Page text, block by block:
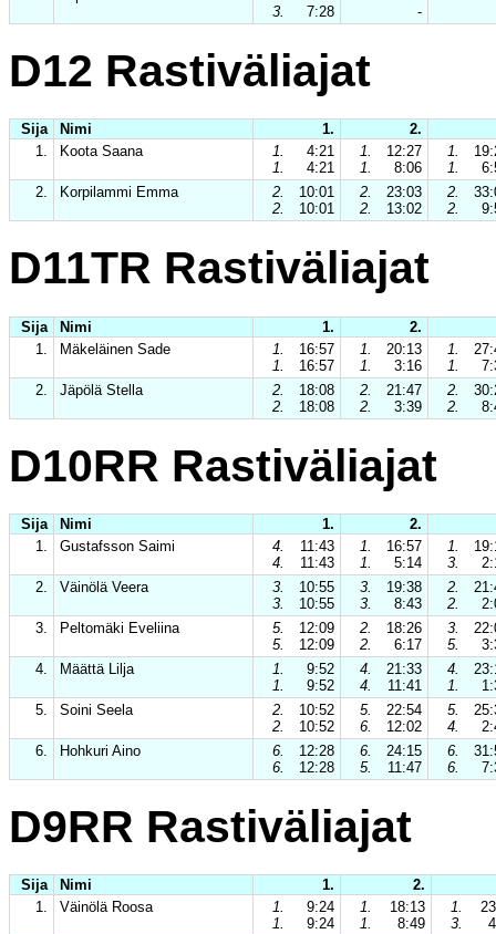
3.
7:28 -
D12 Rastiväliajat
Sija Nimi 1.
2.
1.
Koota Saana 1. 4:21 1. 12:27 1.
1.
4:21 1. 8:06 1.
2.
Korpilammi Emma 2. 10:01 2. 23:03 2.
2.
10:01 2. 13:02 2.
D11TR Rastiväliajat
Sija Nimi 1.
2.
1.
Mäkeläinen Sade 1. 16:57 1. 20:13 1.
1.
16:57 1. 3:16 1.
2.
Jäpölä Stella 2. 18:08 2. 21:47 2.
2.
18:08 2. 3:39 2.
D10RR Rastiväliajat
Sija Nimi 1.
2.
1.
Gustafsson Saimi 4. 11:43 1. 16:57 1.
4.
11:43 1. 5:14 3.
2.
Väinölä Veera 3. 10:55 3. 19:38 2.
3.
10:55 3. 8:43 2.
3.
Peltomäki Eveliina 5. 12:09 2. 18:26 3.
5.
12:09 2. 6:17 5.
4.
Määttä Lilja 1. 9:52 4. 21:33 4.
1.
9:52 4. 11:41 1.
5.
Soini Seela 2. 10:52 5. 22:54 5.
2.
10:52 6. 12:02 4.
6.
Hohkuri Aino 6. 12:28 6. 24:15 6.
6.
12:28 5. 11:47 6.
D9RR Rastiväliajat
Sija Nimi 1.
2.
1.
Väinölä Roosa 1. 9:24 1. 18:13 1.
1.
9:24 1. 8:49 3.